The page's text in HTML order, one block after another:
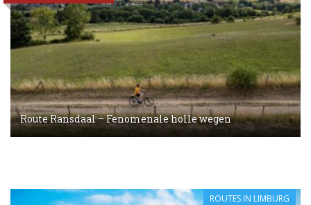
Route Ransdaal – Fenomenale holle wegen
ROUTES IN LIMBURG